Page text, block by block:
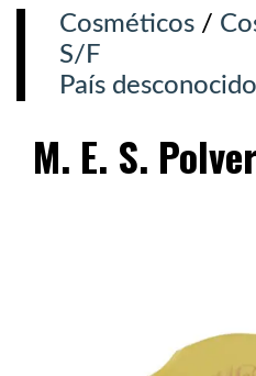
Cosméticos /
S/F
País desconocido
M. E. S.